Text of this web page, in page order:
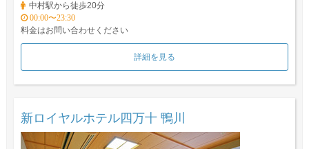
中村駅から徒歩20分
00:00〜23:30
料金はお問い合わせください
詳細を見る
新ロイヤルホテル四万十 鴨川